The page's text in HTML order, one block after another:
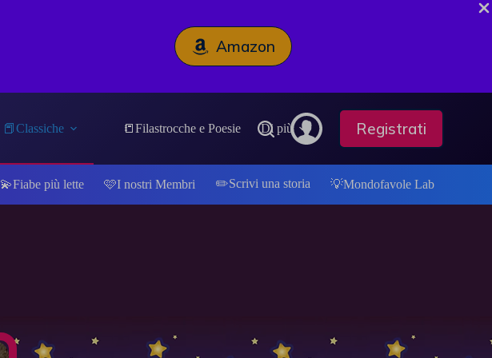
Amazon
📕Classiche 📒Filastrocche e Poesie Di più Registrati
💫Fiabe più lette 🩷I nostri Membri ✏️Scrivi una storia 💡Mondofavole Lab